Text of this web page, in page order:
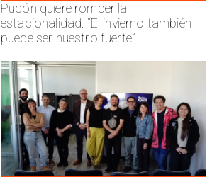
Pucón quiere romper la
estacionalidad: “El invierno también
puede ser nuestro fuerte”